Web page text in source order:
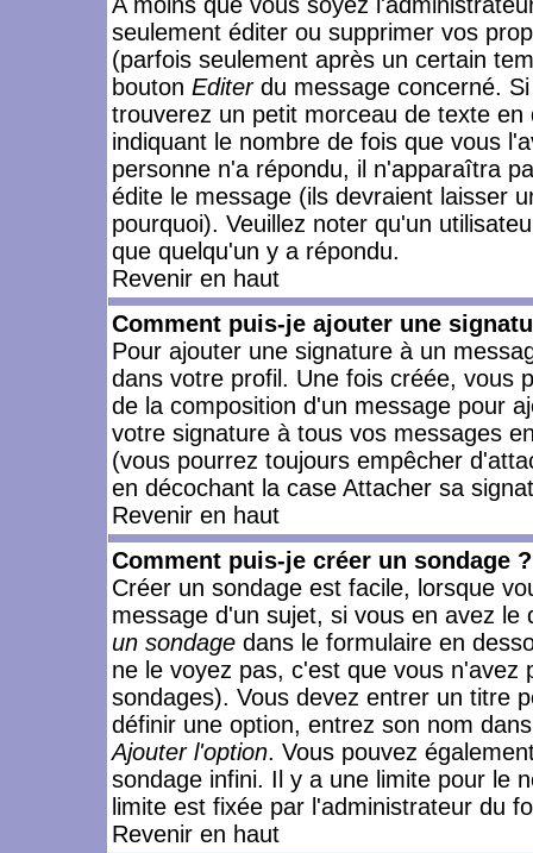
seulement éditer ou supprimer vos
(parfois seulement après un certain
bouton Editerdu message concerné.
trouverez un petit morceau de texte
indiquant le nombre de fois que vous
personne n'a répondu, il n'apparaîtra
édite le message (ils devraient laisser
pourquoi). Veuillez noter qu'un
que quelqu'un y a répondu.
Revenir en haut
Comment puis-je ajouter une
Pour ajouter une signature à un
dans votre profil. Une fois créée, vous
de la composition d'un message pour
votre signature à tous vos messages
(vous pourrez toujours empêcher
en décochant la case Attacher sa
Revenir en haut
Comment puis-je créer un sondage ?
Créer un sondage est facile, lorsque
message d'un sujet, si vous en avez
un sondage dans le formulaire en
ne le voyez pas, c'est que vous
sondages). Vous devez entrer un titre
définir une option, entrez son nom
Ajouter l'option. Vous pouvez
sondage infini. Il y a une limite pour le
limite est fixée par l'administrateur du
Revenir en haut